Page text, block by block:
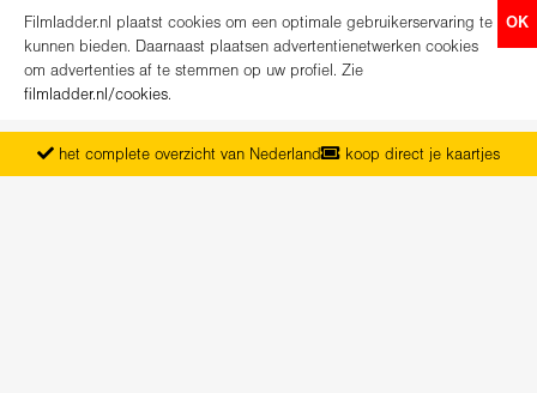
OK
Filmladder.nl plaatst cookies om een optimale gebruikerservaring te
kunnen bieden. Daarnaast plaatsen advertentienetwerken cookies
om advertenties af te stemmen op uw profiel. Zie
filmladder.nl/cookies.
het complete overzicht van Nederland
koop direct je kaartjes
vanaf maandag het nieuwe programma